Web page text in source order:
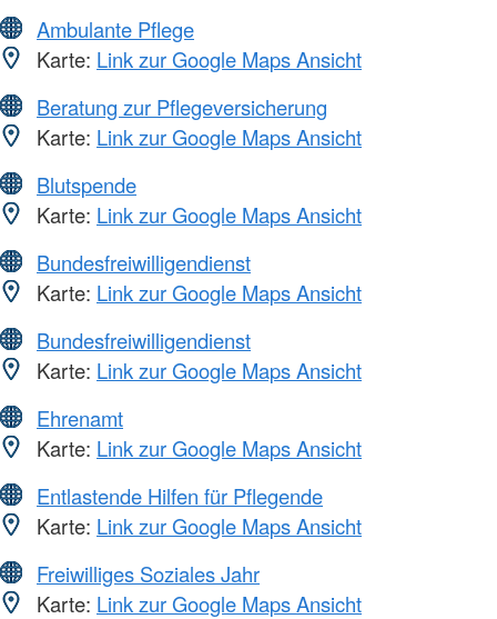
Ambulante Pflege
Karte: Link zur Google Maps Ansicht
Beratung zur Pflegeversicherung
Karte: Link zur Google Maps Ansicht
Blutspende
Karte: Link zur Google Maps Ansicht
Bundesfreiwilligendienst
Karte: Link zur Google Maps Ansicht
Bundesfreiwilligendienst
Karte: Link zur Google Maps Ansicht
Ehrenamt
Karte: Link zur Google Maps Ansicht
Entlastende Hilfen für Pflegende
Karte: Link zur Google Maps Ansicht
Freiwilliges Soziales Jahr
Karte: Link zur Google Maps Ansicht